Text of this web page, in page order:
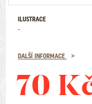
ILUSTRACE
-
DALŠÍ INFORMACE
70